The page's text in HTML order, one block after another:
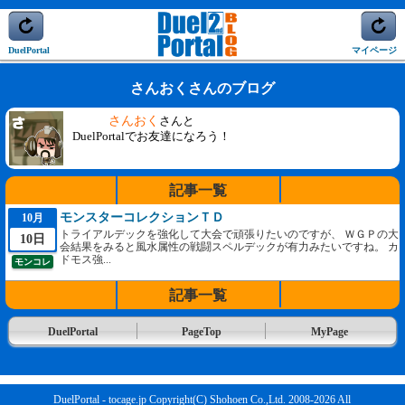
DuelPortal マイページ
さんおくさんのブログ
さんおく さんと
DuelPortalでお友達になろう！
記事一覧
10月
10日
モンコレ
モンスターコレクションＴＤ
トライアルデックを強化して大会で頑張りたいのですが、 ＷＧＰの大
会結果をみると風水属性の戦闘スペルデックが有力みたいですね。 カ
ドモス強...
記事一覧
DuelPortal PageTop MyPage
DuelPortal - tocage.jp Copyright(C) Shohoen Co.,Ltd. 2008-2026 All